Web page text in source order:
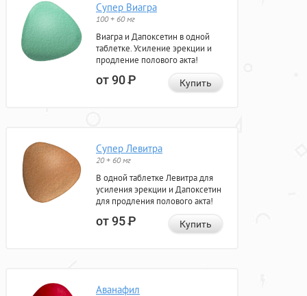
Супер Виагра
100 + 60 мг
Виагра и Дапоксетин в одной
таблетке. Усиление эрекции и
продление полового акта!
от 90Р Купить
Супер Левитра
20 + 60 мг
В одной таблетке Левитра для
усиления эрекции и Дапоксетин
для продления полового акта!
от 95Р Купить
Аванафил